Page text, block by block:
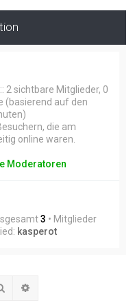
2 sichtbare Mitglieder, 0
(basierend auf den
die am
online waren.
Moderatoren
3 • Mitglieder
kasperot
Suche